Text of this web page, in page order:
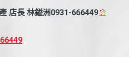
店長 林鎰洲0931-666449